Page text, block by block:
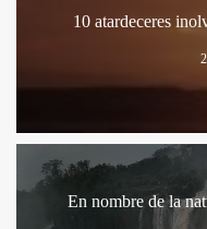
10 atardeceres
En nombre de la